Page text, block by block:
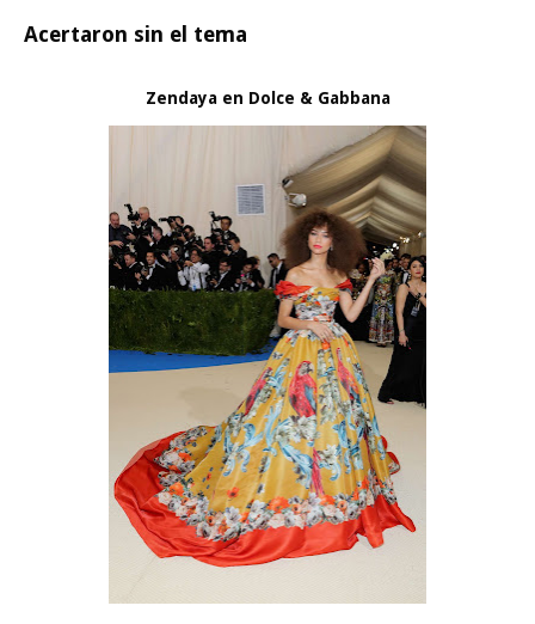
Acertaron sin el tema
Zendaya en Dolce & Gabbana